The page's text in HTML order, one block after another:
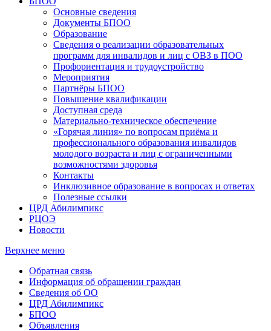
Основные сведения
Документы БПОО
Образование
Сведения о реализации образовательных
программ для инвалидов и лиц с ОВЗ в ПОО
Профориентация и трудоустройство
Мероприятия
Партнёры БПОО
Повышение квалификации
Доступная среда
Материально-техническое обеспечение
«Горячая линия» по вопросам приёма и
профессионального образования инвалидов
молодого возраста и лиц с ограниченными
возможностями здоровья
Контакты
Инклюзивное образование в вопросах и ответах
Полезные ссылки
ЦРД Абилимпикс
РЦОЭ
Новости
Верхнее меню
Обратная связь
Информация об обращении граждан
Сведения об ОО
ЦРД Абилимпикс
БПОО
Объявления